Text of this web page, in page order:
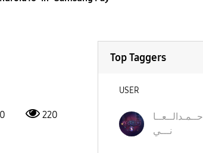
0 220
Top Taggers
USER
أحــمـدالــعــا
نـــي